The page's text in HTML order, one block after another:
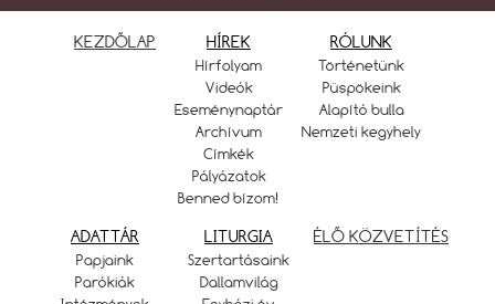
KEZDŐLAP HÍREK
Hírfolyam
Videók
Eseménynaptár
Archívum
Címkék
Pályázatok
Benned bízom!
RÓLUNK
Történetünk
Püspökeink
Alapító bulla
Nemzeti kegyhely
ADATTÁR
Papjaink
Parókiák
LITURGIA
Szertartásaink
Dallamvilág
ÉLŐ KÖZVETÍTÉS